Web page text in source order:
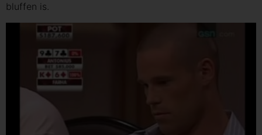
bluffen is.